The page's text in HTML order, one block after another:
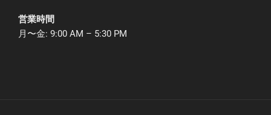
営業時間
月〜金: 9:00 AM – 5:30 PM